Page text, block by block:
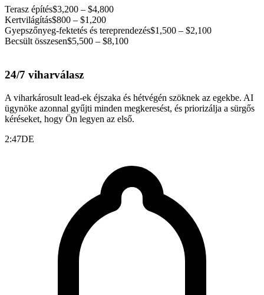
Terasz építés$3,200 – $4,800
Kertvilágítás$800 – $1,200
Gyepszőnyeg-fektetés és tereprendezés$1,500 – $2,100
Becsült összesen$5,500 – $8,100
24/7 viharválasz
A viharkárosult lead-ek éjszaka és hétvégén szöknek az egekbe. AI
ügynöke azonnal gyűjti minden megkeresést, és priorizálja a sürgős
kéréseket, hogy Ön legyen az első.
2:47DE